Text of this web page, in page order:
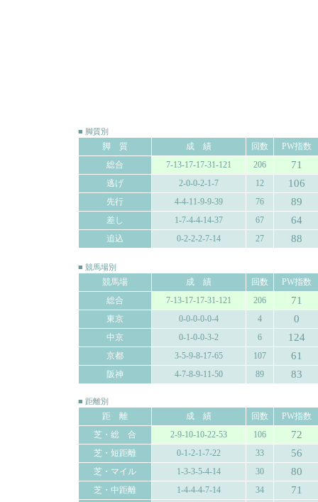
■ 脚質別
脚 質 成 績 回数
PW指数
総合
7-13-17-17-31-121 206 71
逃げ 2-0-0-2-1-7 12 106
先行 4-4-11-9-9-39 76 89
差し 1-7-4-4-14-37 67 64
追込 0-2-2-2-7-14 27 88
■ 競馬場別
競馬場 成 績 回数
PW指数
総合
7-13-17-17-31-121 206 71
東京 0-0-0-0-0-4 4 0
中京 0-1-0-0-3-2 6 124
京都 3-5-9-8-17-65 107 61
阪神 4-7-8-9-11-50 89 83
■ 距離別
距 離 成 績 回数
PW指数
芝・総 合
2-9-10-10-22-53 106 72
芝・短距離 0-1-2-1-7-22 33 56
芝・マイル 1-3-3-5-4-14 30 80
芝・中距離 1-4-4-4-7-14 34 71